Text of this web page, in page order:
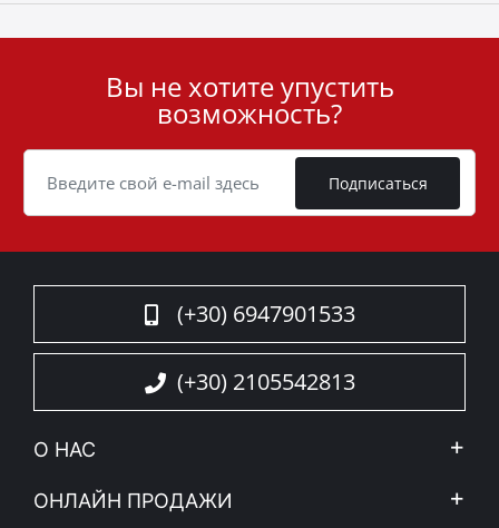
Cookie
Вы не хотите упустить
возможность?
Подписаться
(+30) 6947901533
(+30) 2105542813
О НАС
Компания
ОНЛАЙН ПРОДАЖИ